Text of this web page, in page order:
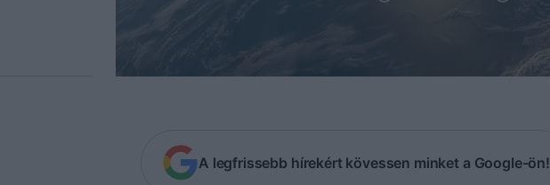
A legfrissebb hírekért kövessen minket a Google-ön!